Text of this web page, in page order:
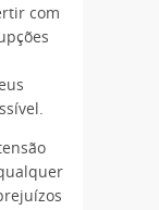
com